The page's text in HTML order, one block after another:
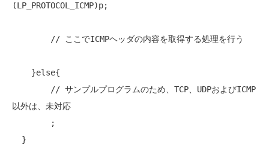
(LP_PROTOCOL_ICMP)p;
// ここでICMPヘッダの内容を取得する処理を行う
// サンプルプログラムのため、TCP、UDPおよびICMP
以外は、未対応